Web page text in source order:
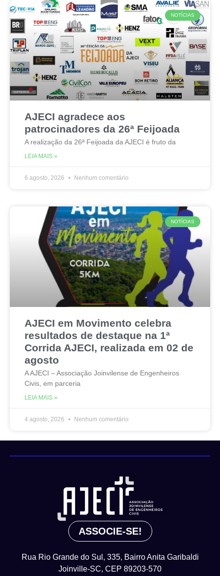
NOTÍCIAS
AJECI agradece aos
patrocinadores da 26ª Feijoada
A realização da 26ª Feijoada da AJECI é fruto da
LEIA MAIS »
6 agosto, 2026 Nenhum comentário
NOTÍCIAS
AJECI em Movimento celebra
resultados de destaque na 1ª
Corrida AJECI, realizada em 02 de
agosto
A AJECI – Associação Joinvilense de Engenheiros
Civis, em parceria
LEIA MAIS »
4 agosto, 2026 Nenhum comentário
ASSOCIE-SE!
Rua Rio Grande do Sul, 335, Bairro Anita Garibaldi
Joinville-SC, CEP 89203-570